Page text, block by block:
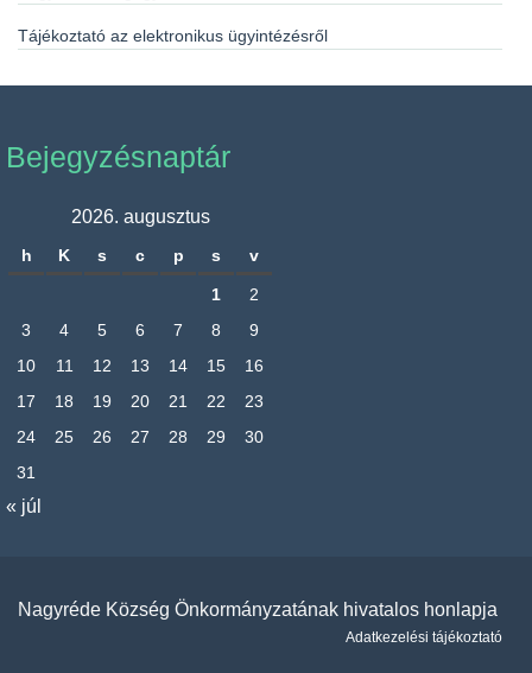
Tájékoztató az elektronikus ügyintézésről
Bejegyzésnaptár
2026. augusztus
h K s c p s v
1
2
3
4 5 6 7 8
9
10
11 12 13 14 15
16
17
18 19 20 21 22
23
24
25 26 27 28 29
30
31
« júl
Nagyréde Község Önkormányzatának hivatalos honlapja
Adatkezelési tájékoztató